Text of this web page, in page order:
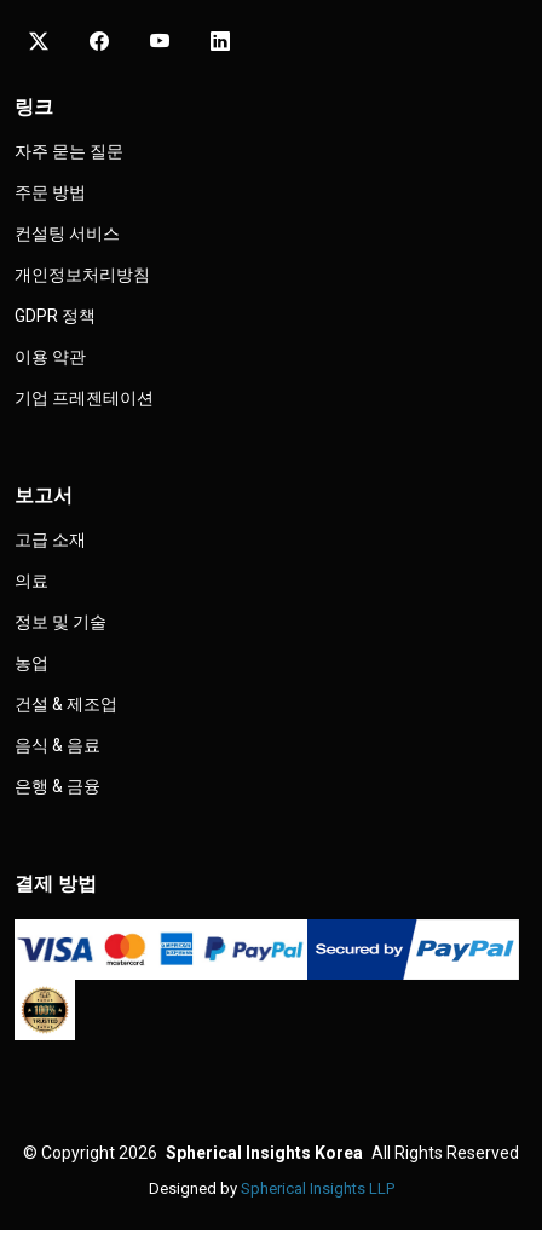
링크
자주 묻는 질문
주문 방법
컨설팅 서비스
개인정보처리방침
GDPR 정책
이용 약관
기업 프레젠테이션
보고서
고급 소재
의료
정보 및 기술
농업
건설 & 제조업
음식 & 음료
은행 & 금융
결제 방법
© Copyright 2026 Spherical Insights Korea All Rights Reserved
Designed by Spherical Insights LLP